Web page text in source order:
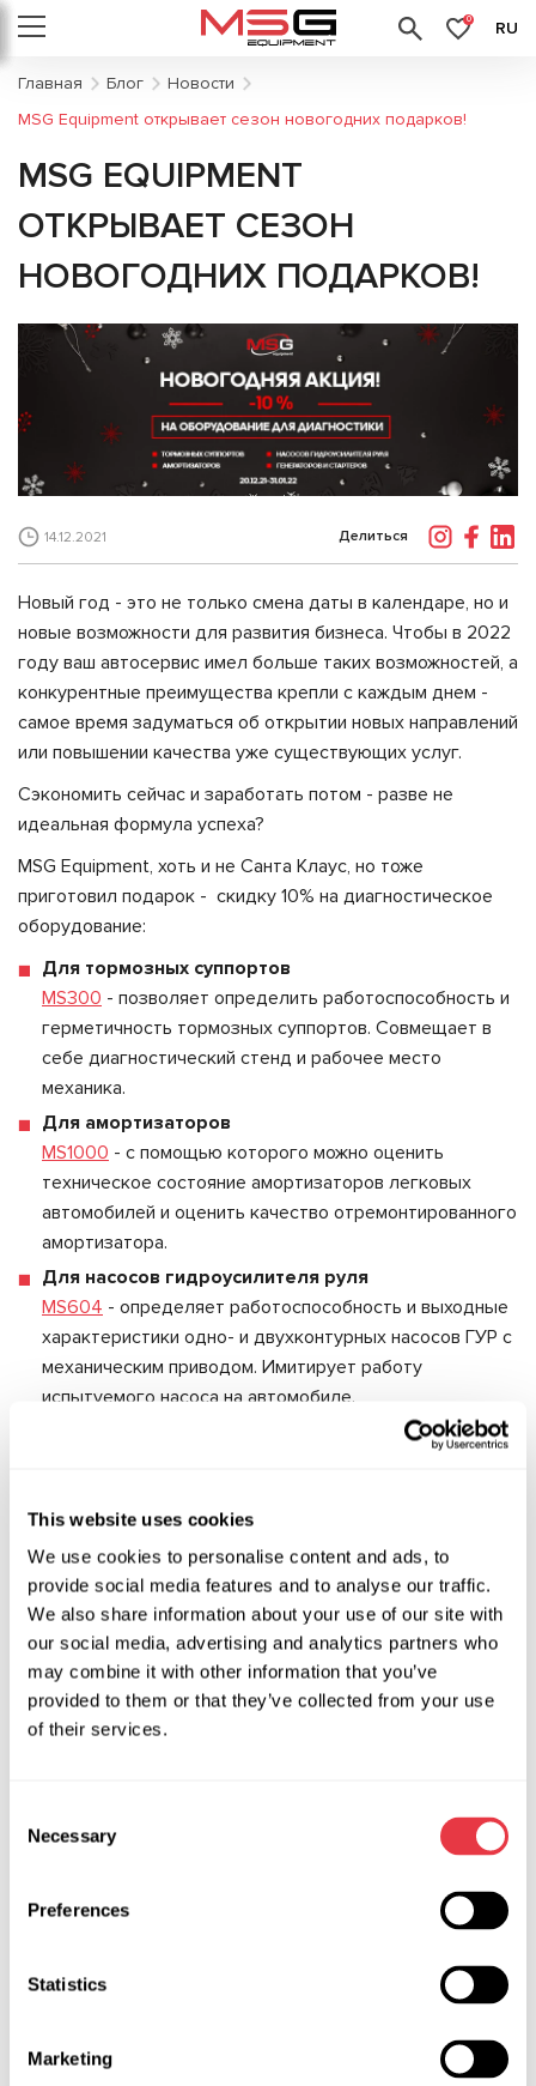
This website uses cookies
We use cookies to personalise content and ads, to
provide social media features and to analyse our traffic.
We also share information about your use of our site with
our social media, advertising and analytics partners who
may combine it with other information that you’ve
provided to them or that they’ve collected from your use
of their services.
Selection
Necessary
Preferences
Statistics
Marketing
0 RU
Главная Блог
Новости
MSG Equipment открывает сезон новогодних подарков!
MSG EQUIPMENT
ОТКРЫВАЕТ СЕЗОН
НОВОГОДНИХ ПОДАРКОВ!
14.12.2021 Делиться
Новый год - это не только смена даты в календаре, но и
новые возможности для развития бизнеса. Чтобы в 2022
году ваш автосервис имел больше таких возможностей, а
конкурентные преимущества крепли с каждым днем -
самое время задуматься об открытии новых направлений
или повышении качества уже существующих услуг.
Сэкономить сейчас и заработать потом - разве не
идеальная формула успеха?
MSG Equipment, хоть и не Санта Клаус, но тоже
приготовил подарок - скидку 10% на диагностическое
оборудование:
Для тормозных суппортов
MS300 - позволяет определить работоспособность и
герметичность тормозных суппортов. Совмещает в
себе диагностический стенд и рабочее место
механика.
Для амортизаторов
MS1000 - с помощью которого можно оценить
техническое состояние амортизаторов легковых
автомобилей и оценить качество отремонтированного
амортизатора.
Для насосов гидроусилителя руля
MS604 - определяет работоспособность и выходные
характеристики одно- и двухконтурных насосов ГУР с
механическим приводом. Имитирует работу
испытуемого насоса на автомобиле.
автомобильных генераторов и стартеров с
номинальным напряжением 12/24 В, генераторов с
вакуумным насосом и автомобильных аккумуляторов.
Спешите, количество акционного товара ограничено!
19.01.2026
выставках в 2026 году